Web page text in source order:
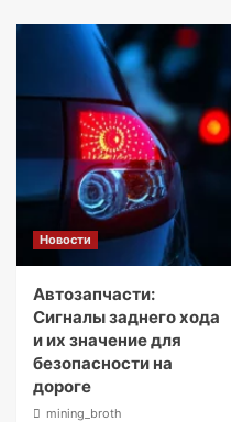
Новости
Автозапчасти:
Сигналы заднего хода
и их значение для
безопасности на
дороге
mining_broth